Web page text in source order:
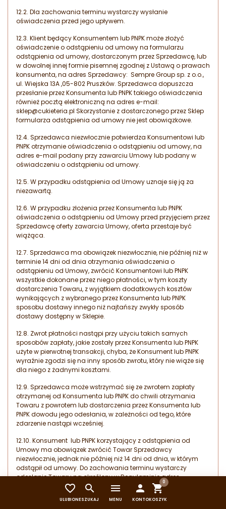

ULUBIONE

SZUKAJ
menu
MENU

KONTO

0
KOSZYK
12.2. Dla zachowania terminu wystarczy wysłanie
oświadczenia przed jego upływem.
12.3. Klient będący Konsumentem lub PNPK może złożyć
oświadczenie o odstąpieniu od umowy na formularzu
odstąpienia od umowy, dostarczonym przez Sprzedawcę, lub
w dowolnej innej formie pisemnej zgodnej z Ustawą o prawach
konsumenta, na adres Sprzedawcy: Sempre Group sp. z o.o.,
ul. Wiejska 13A ,05-802 Pruszków. Sprzedawca dopuszcza
przesłanie przez Konsumenta lub PNPK takiego oświadczenia
również pocztą elektroniczną na adres e-mail:
sklep@cukieteria.pl Skorzystanie z dostarczonego przez Sklep
formularza odstąpienia od umowy nie jest obowiązkowe.
12.4. Sprzedawca niezwłocznie potwierdza Konsumentowi lub
PNPK otrzymanie oświadczenia o odstąpieniu od umowy, na
adres e-mail podany przy zawarciu Umowy lub podany w
oświadczeniu o odstąpieniu od umowy.
12.5. W przypadku odstąpienia od Umowy uznaje się ją za
niezawartą.
12.6. W przypadku złożenia przez Konsumenta lub PNPK
oświadczenia o odstąpieniu od Umowy przed przyjęciem przez
Sprzedawcę oferty zawarcia Umowy, oferta przestaje być
wiążąca.
12.7. Sprzedawca ma obowiązek niezwłocznie, nie później niż w
terminie 14 dni od dnia otrzymania oświadczenia o
odstąpieniu od Umowy, zwrócić Konsumentowi lub PNPK
wszystkie dokonane przez niego płatności, w tym koszty
dostarczenia Towaru, z wyjątkiem dodatkowych kosztów
wynikających z wybranego przez Konsumenta lub PNPK
sposobu dostawy innego niż najtańszy zwykły sposób
dostawy dostępny w Sklepie.
12.8. Zwrot płatności nastąpi przy użyciu takich samych
sposobów zapłaty, jakie zostały przez Konsumenta lub PNPK
użyte w pierwotnej transakcji, chyba, że Konsument lub PNPK
wyraźnie zgodzi się na inny sposób zwrotu, który nie wiąże się
dla niego z żadnymi kosztami.
12.9. Sprzedawca może wstrzymać się ze zwrotem zapłaty
otrzymanej od Konsumenta lub PNPK do chwili otrzymania
Towaru z powrotem lub dostarczenia przez Konsumenta lub
PNPK dowodu jego odesłania, w zależności od tego, które
zdarzenie nastąpi wcześniej.
12.10. Konsument lub PNPK korzystający z odstąpienia od
Umowy ma obowiązek zwrócić Towar Sprzedawcy
niezwłocznie, jednak nie później niż 14 dni od dnia, w którym
odstąpił od umowy. Do zachowania terminu wystarczy
odesłanie Towaru na określony w Regulaminie adres
Sprzedawcy przed upływem tego terminu.
12.11. Konsument lub PNPK ponosi bezpośrednie koszty zwrotu